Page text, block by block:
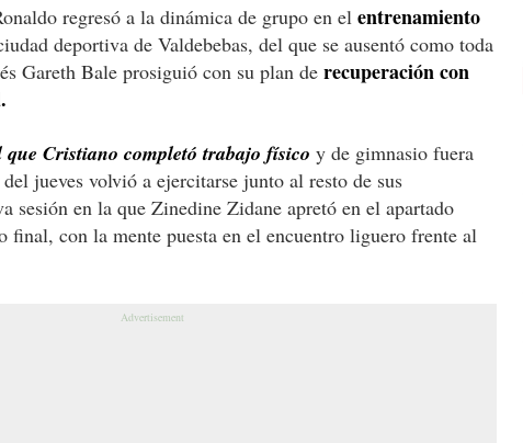
regresó a la dinámica de grupo en el entrenamiento
deportiva de Valdebebas, del que se ausentó como toda
Gareth Bale prosiguió con su plan de recuperación con
que Cristiano completó trabajo físico y de gimnasio fuera
jueves volvió a ejercitarse junto al resto de sus
sesión en la que Zinedine Zidane apretó en el apartado
final, con la mente puesta en el encuentro liguero frente al